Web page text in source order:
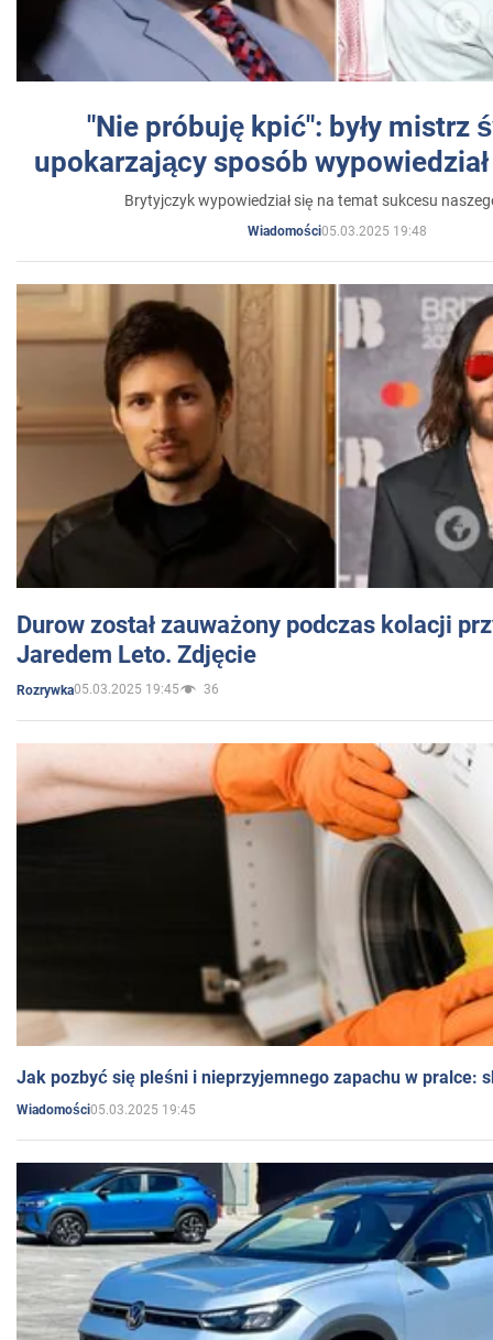
"Nie próbuję kpić": były mistrz
upokarzający sposób
Brytyjczyk wypowiedział się na temat sukcesu
Wiadomości05.03.2025 19:48
Durow został zauważony podczas kolacji
Jaredem Leto. Zdjęcie
Rozrywka05.03.2025 19:45 36
Jak pozbyć się pleśni i nieprzyjemnego zapachu w pralce:
Wiadomości05.03.2025 19:45